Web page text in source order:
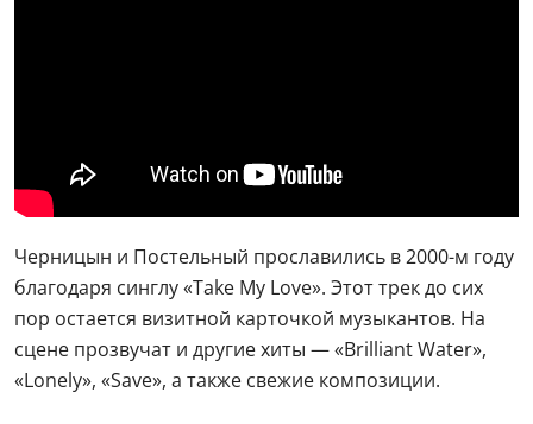
Черницын и Постельный прославились в 2000-м году
благодаря синглу «Take My Love». Этот трек до сих
пор остается визитной карточкой музыкантов. На
сцене прозвучат и другие хиты — «Brilliant Water»,
«Lonely», «Save», а также свежие композиции.